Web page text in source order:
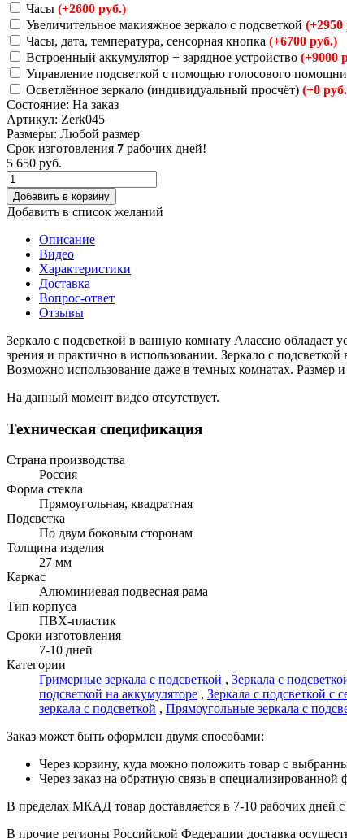
Часы (+2600 руб.)
Увеличительное макияжное зеркало с подсветкой (+2950
Часы, дата, температура, сенсорная кнопка (+6700 руб.)
Встроенный аккумулятор + зарядное устройство (+9000
Управление подсветкой с помощью голосового
Осветлённое зеркало (индивидуальный просчёт) (+0
Состояние: На заказ
Артикул: Zerk045
Размеры: Любой размер
Срок изготовления 7 рабочих дней!
5 650 руб.
Добавить в корзину
Добавить в список желаний
Описание
Видео
Характеристики
Доставка
Вопрос-ответ
Отзывы
Зеркало с подсветкой в ванную комнату Алассио
зрения и практично в использовании. Зеркало с
Возможно использование даже в темных комнатах.
На данный момент видео отсутствует.
Техническая спецификация
Страна производства
Россия
Форма стекла
Прямоугольная, квадратная
Подсветка
По двум боковым сторонам
Толщина изделия
27 мм
Каркас
Алюминиевая подвесная рама
Тип корпуса
ПВХ-пластик
Сроки изготовления
7-10 дней
Категории
Гримерные зеркала с подсветкой , Зеркала с
подсветкой на аккумуляторе , Зеркала с подсветкой с
зеркала с подсветкой , Прямоугольные зеркала с
Заказ может быть оформлен двумя способами:
Через корзину, куда можно положить товар с
Через заказ на обратную связь в
В пределах МКАД товар доставляется в 7-10 рабочих дней с
В прочие регионы Российской Федерации доставка